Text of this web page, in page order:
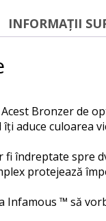
INFORMAȚII
Bronzer de
îți aduce culoarea
fi îndreptate spre
protejează
Infamous ™ să